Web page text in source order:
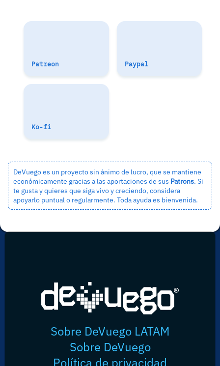
Patreon Paypal
Ko-fi
DeVuego es un proyecto sin ánimo de lucro, que se mantiene
económicamente gracias a las aportaciones de sus Patrons. Si
te gusta y quieres que siga vivo y creciendo, considera
apoyarlo puntual o regularmente. Toda ayuda es bienvenida.
Sobre DeVuego LATAM
Sobre DeVuego
Política de privacidad